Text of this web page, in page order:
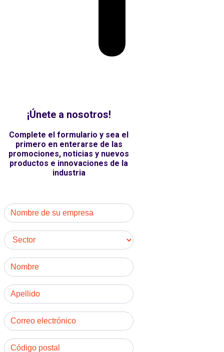
¡Únete a nosotros!
Complete el formulario y sea el
primero en enterarse de las
promociones, noticias y nuevos
productos e innovaciones de la
industria